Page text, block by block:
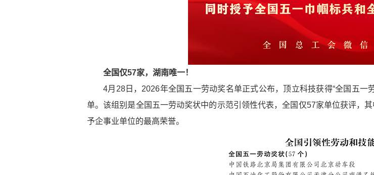
全国仅57家，湖南唯一！
4月28日，2026年全国五一劳动奖名单正式公布，顶立科技获得“全国五一
单。该组别是全国五一劳动奖状中的示范引领性代表，全国仅57家单位获评，
予企事业单位的最高荣誉。